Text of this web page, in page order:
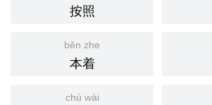
按照
běn zhe
本着
chú wài